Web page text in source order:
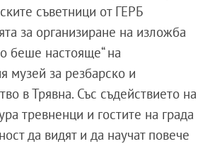
съветници от ГЕРБ
за организиране на изложба
беше настояще“ на
музей за резбарско и
в Трявна. Със съдействието на
тревненци и гостите на града
да видят и да научат повече